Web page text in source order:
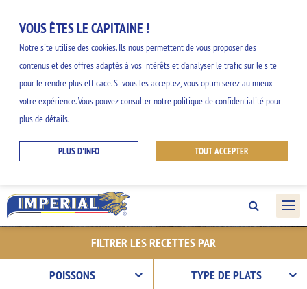
VOUS ÊTES LE CAPITAINE !
Notre site utilise des cookies. Ils nous permettent de vous proposer des
contenus et des offres adaptés à vos intérêts et d’analyser le trafic sur le site
pour le rendre plus efficace. Si vous les acceptez, vous optimiserez au mieux
votre expérience. Vous pouvez consulter notre politique de confidentialité pour
plus de détails.
PLUS D'INFO TOUT ACCEPTER
NOS INSPIRATIONS
Découvrez nos idées faciles et originales et
IMPERIAL.
FILTRER LES RECETTES PAR
POISSONS TYPE DE PLATS